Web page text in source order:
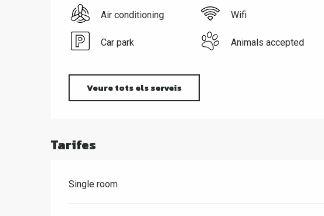
Air conditioning Wifi
Car park Animals accepted
Veure tots els serveis
Tarifes
Single room